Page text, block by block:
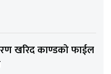
खरिद काण्डको फाईल